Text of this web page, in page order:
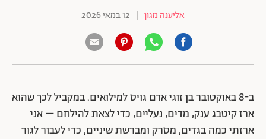
אליענה מגון | 12 במאי 2026
ב-8 באוקטובר בן זוגי אדם גויס למילואים. במקביל לכך שהוא
ארז קיטבג ענק, מדים, נעליים, כדי לצאת להילחם – אני
ארזתי כמה בגדים, מסרק ומברשת שיניים, כדי לעבור לגור